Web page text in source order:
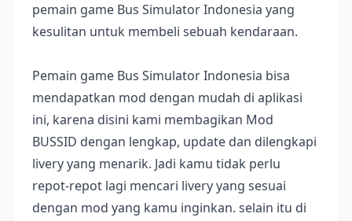
pemain game Bus Simulator Indonesia yang
kesulitan untuk membeli sebuah kendaraan.
Pemain game Bus Simulator Indonesia bisa
mendapatkan mod dengan mudah di aplikasi
ini, karena disini kami membagikan Mod
BUSSID dengan lengkap, update dan dilengkapi
livery yang menarik. Jadi kamu tidak perlu
repot-repot lagi mencari livery yang sesuai
dengan mod yang kamu inginkan. selain itu di